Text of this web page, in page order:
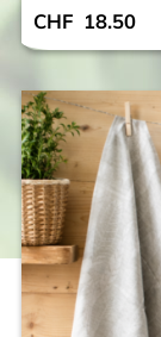
CHF 18.50